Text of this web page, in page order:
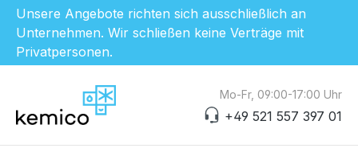
Unsere Angebote richten sich ausschließlich an
Unternehmen. Wir schließen keine Verträge mit
Privatpersonen.
Zum Hauptinhalt springen
Mo-Fr, 09:00-17:00 Uhr
+49 521 557 397 01